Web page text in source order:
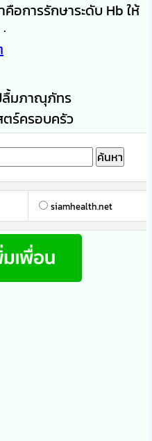
อการรักษาระดับ Hb ให้
ลื้มภาณุภัทร
ร์ครอบครัว
siamhealth.net